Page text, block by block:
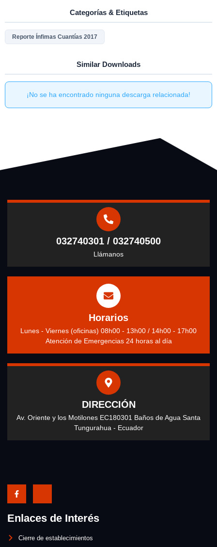
Categorías & Etiquetas
Reporte Ínfimas Cuantías 2017
Similar Downloads
¡No se ha encontrado ninguna descarga relacionada!
032740301 / 032740500
Llámanos
Horarios
Lunes - Viernes (oficinas) 08h00 - 13h00 / 14h00 - 17h00
Atención de Emergencias 24 horas al día
DIRECCIÓN
Av. Oriente y los Motilones EC180301 Baños de Agua Santa
Tungurahua - Ecuador
Enlaces de Interés
Cierre de establecimientos